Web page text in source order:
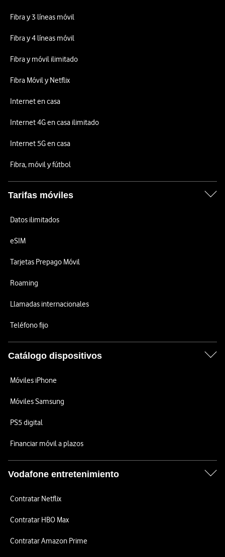
Fibra y 3 líneas móvil
Fibra y 4 líneas móvil
Fibra y móvil ilimitado
Fibra Móvil y Netflix
Internet en casa
Internet 4G en casa ilimitado
Internet 5G en casa
Fibra, móvil y fútbol
Tarifas móviles
Datos ilimitados
eSIM
Tarjetas Prepago Móvil
Roaming
Llamadas internacionales
Teléfono fijo
Catálogo dispositivos
Móviles iPhone
Móviles Samsung
PS5 digital
Financiar móvil a plazos
Vodafone entretenimiento
Contratar Netflix
Contratar HBO Max
Contratar Amazon Prime